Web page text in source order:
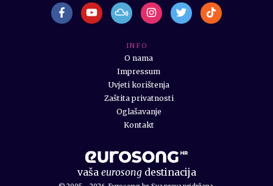
vaša eurosongdestinacija
I N F O
O nama
Impressum
Uvjeti korištenja
Zaštita privatnosti
Oglašavanje
Kontakt